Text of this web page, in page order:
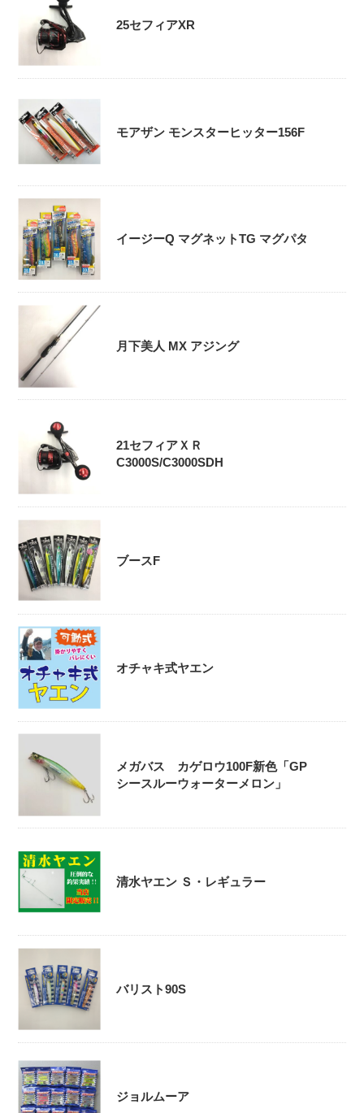
25セフィアXR
モアザン モンスターヒッター156F
イージーQ マグネットTG マグパタ
月下美人 MX アジング
21セフィアＸＲ
C3000S/C3000SDH
ブースF
オチャキ式ヤエン
メガバス カゲロウ100F新色「GP
シースルーウォーターメロン」
清水ヤエン Ｓ・レギュラー
バリスト90S
ジョルムーア